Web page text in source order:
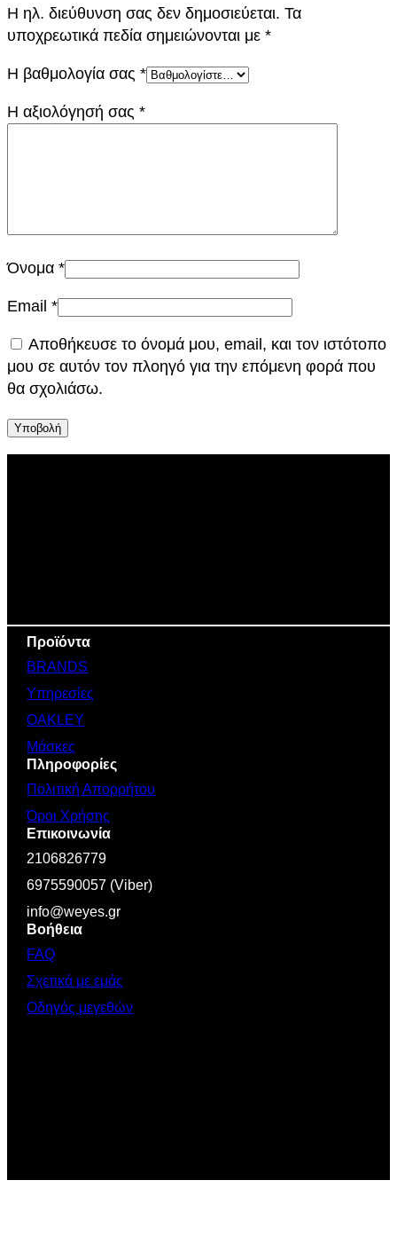
σ
ό
η
α
Η ηλ. διεύθυνση σας δεν δημοσιεύεται. Τα
υποχρεωτικά πεδία σημειώνονται με *
Η βαθμολογία σας *
Η αξιολόγησή σας *
Όνομα *
Email *
Αποθήκευσε το όνομά μου, email, και τον ιστότοπο
μου σε αυτόν τον πλοηγό για την επόμενη φορά που
θα σχολιάσω.
Προϊόντα
BRANDS
Υπηρεσίες
OAKLEY
Μάσκες
Πληροφορίες
Πολιτική Απορρήτου
Όροι Χρήσης
Επικοινωνία
2106826779
6975590057 (Viber)
info@weyes.gr
Βοήθεια
FAQ
Σχετικά με εμάς
Οδηγός μεγεθών